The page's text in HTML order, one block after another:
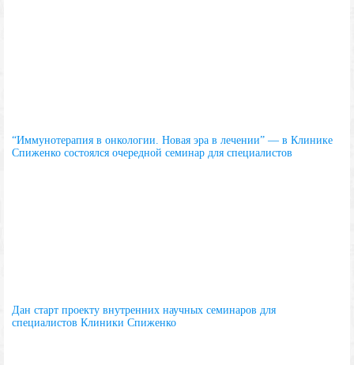
“Иммунотерапия в онкологии. Новая эра в лечении” — в Клинике
Спиженко состоялся очередной семинар для специалистов
Дан старт проекту внутренних научных семинаров для
специалистов Клиники Спиженко